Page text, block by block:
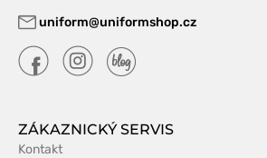
uniform@uniformshop.cz
ZÁKAZNICKÝ SERVIS
Kontakt